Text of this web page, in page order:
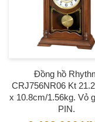
Đồng hồ
CRJ756NR06 Kt
x 10.8cm/1.56kg. Vỏ
PIN.